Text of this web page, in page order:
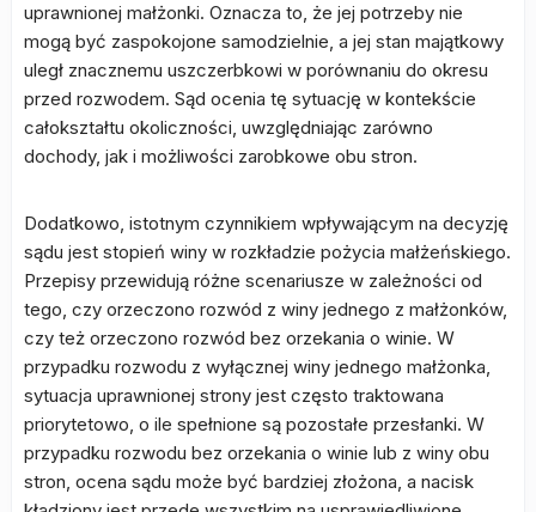
uprawnionej małżonki. Oznacza to, że jej potrzeby nie
mogą być zaspokojone samodzielnie, a jej stan majątkowy
uległ znacznemu uszczerbkowi w porównaniu do okresu
przed rozwodem. Sąd ocenia tę sytuację w kontekście
całokształtu okoliczności, uwzględniając zarówno
dochody, jak i możliwości zarobkowe obu stron.
Dodatkowo, istotnym czynnikiem wpływającym na decyzję
sądu jest stopień winy w rozkładzie pożycia małżeńskiego.
Przepisy przewidują różne scenariusze w zależności od
tego, czy orzeczono rozwód z winy jednego z małżonków,
czy też orzeczono rozwód bez orzekania o winie. W
przypadku rozwodu z wyłącznej winy jednego małżonka,
sytuacja uprawnionej strony jest często traktowana
priorytetowo, o ile spełnione są pozostałe przesłanki. W
przypadku rozwodu bez orzekania o winie lub z winy obu
stron, ocena sądu może być bardziej złożona, a nacisk